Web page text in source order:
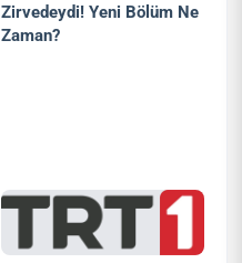
Zirvedeydi! Yeni Bölüm Ne
Zaman?